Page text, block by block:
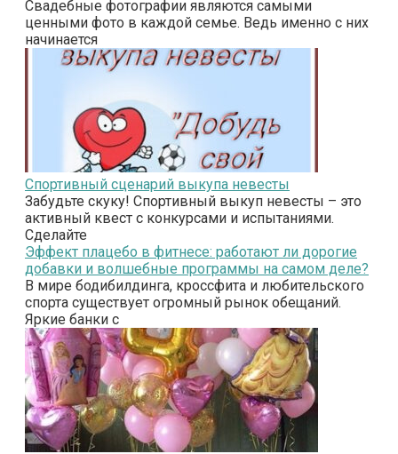
Свадебные фотографии являются самыми
ценными фото в каждой семье. Ведь именно с них
начинается
Спортивный сценарий выкупа невесты
Забудьте скуку! Спортивный выкуп невесты – это
активный квест с конкурсами и испытаниями.
Сделайте
Эффект плацебо в фитнесе: работают ли дорогие
добавки и волшебные программы на самом деле?
В мире бодибилдинга, кроссфита и любительского
спорта существует огромный рынок обещаний.
Яркие банки с